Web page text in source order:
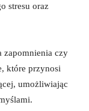
stresu oraz
zapomnienia czy
które przynosi
umożliwiając